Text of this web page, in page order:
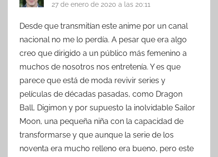
27 de enero de 2020 a las 20:11
Desde que transmitían este anime por un canal
nacional no me lo perdía. A pesar que era algo
creo que dirigido a un público más femenino a
muchos de nosotros nos entretenía. Y es que
parece que está de moda revivir series y
películas de décadas pasadas, como Dragon
Ball, Digimon y por supuesto la inolvidable Sailor
Moon, una pequeña niña con la capacidad de
transformarse y que aunque la serie de los
noventa era mucho relleno era bueno, pero este